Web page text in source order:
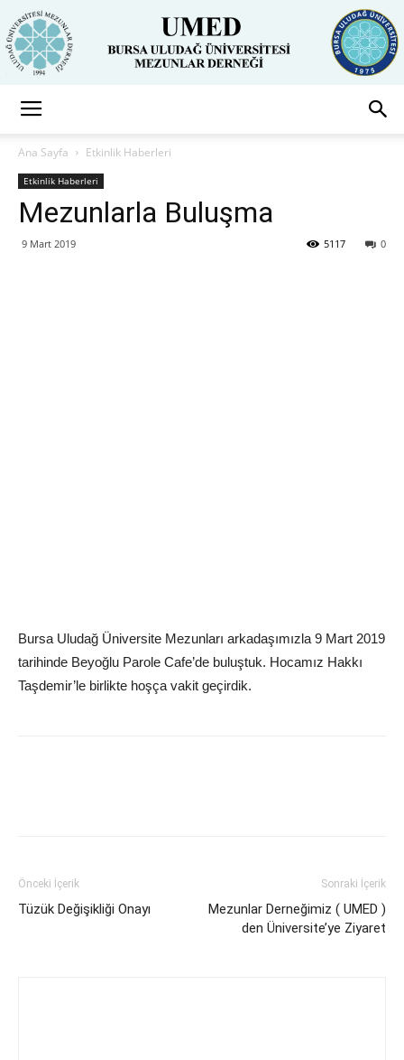
Üniversitesi
Ana Sayfa Etkinlik Haberleri
Etkinlik Haberleri
Mezunlarla Buluşma
9 Mart 2019 0
5117
Bursa Uludağ Üniversite Mezunları arkadaşımızla 9 Mart 2019
tarihinde Beyoğlu Parole Cafe’de buluştuk. Hocamız Hakkı
Taşdemir’le birlikte hoşça vakit geçirdik.
Önceki İçerik
Tüzük Değişikliği Onayı
Sonraki İçerik
Mezunlar Derneğimiz ( UMED )
den Üniversite’ye Ziyaret